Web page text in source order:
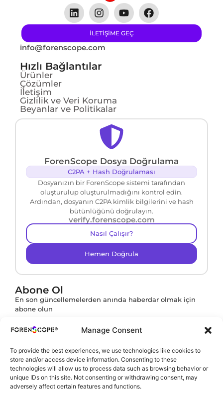
Manage Consent
To provide the best experiences, we use technologies like cookies to
store and/or access device information. Consenting to these
technologies will allow us to process data such as browsing behavior or
unique IDs on this site. Not consenting or withdrawing consent, may
adversely affect certain features and functions.
ILETIŞIME GEÇ
info@forenscope.com
Hızlı Bağlantılar
Ürünler
Çözümler
İletişim
Gizlilik ve Veri Koruma
Beyanlar ve Politikalar
ForenScope Dosya Doğrulama
C2PA + Hash Doğrulaması
Dosyanızın bir ForenScope sistemi tarafından
oluşturulup oluşturulmadığını kontrol edin.
Ardından, dosyanın C2PA kimlik bilgilerini ve hash
bütünlüğünü doğrulayın.
verify.forenscope.com
Nasıl Çalışır?
Hemen Doğrula
Abone Ol
En son güncellemelerden anında haberdar olmak için
abone olun
Abone ol butonuna tıklayarakKVKK Politikamızı
onaylamış olursunuz.